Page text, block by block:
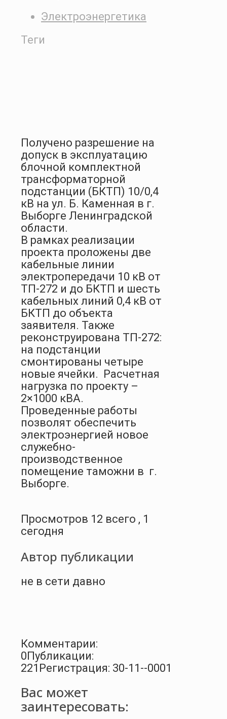
Электроэнергетика
Теги
Получено разрешение на
допуск в эксплуатацию
блочной комплектной
трансформаторной
подстанции (БКТП) 10/0,4
кВ на ул. Б. Каменная в г.
Выборге Ленинградской
области.
В рамках реализации
проекта проложены две
кабельные линии
электропередачи 10 кВ от
ТП-272 и до БКТП и шесть
кабельных линий 0,4 кВ от
БКТП до объекта
заявителя. Также
реконструирована ТП-272:
на подстанции
смонтированы четыре
новые ячейки. Расчетная
нагрузка по проекту –
2×1000 кВА.
Проведенные работы
позволят обеспечить
электроэнергией новое
служебно-
производственное
помещение таможни в г.
Выборге.
Просмотров 12 всего , 1
сегодня
Автор публикации
не в сети давно
Комментарии:
0Публикации:
221 Регистрация: 30-11--0001
Вас может
заинтересовать: